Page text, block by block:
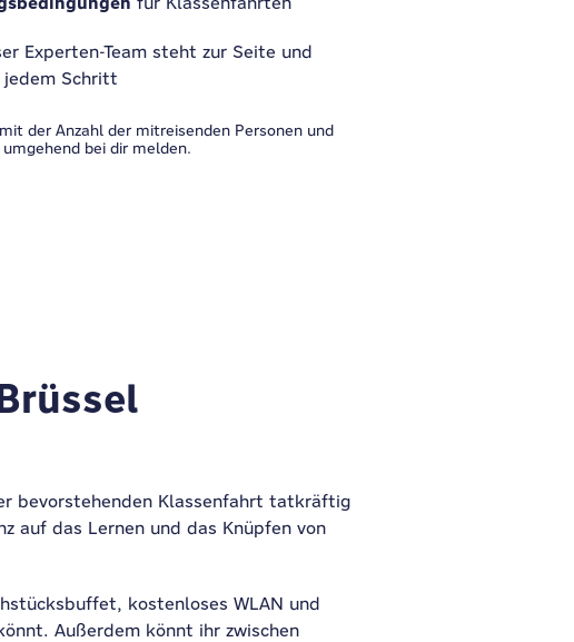
Experten-Team steht zur Seite und
Schritt
der Anzahl der mitreisenden Personen und
bei dir melden.
bevorstehenden Klassenfahrt tatkräftig
auf das Lernen und das Knüpfen von
kostenloses WLAN und
Außerdem könnt ihr zwischen